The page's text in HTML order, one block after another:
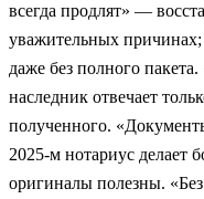
всегда продлят» —
уважительных причинах;
даже без полного
наследник отвечает
полученного.
2025‑м нотариус делает
оригиналы полезны.